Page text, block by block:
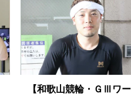
【和歌山競輪・ＧⅢワー